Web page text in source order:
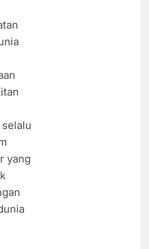
yang